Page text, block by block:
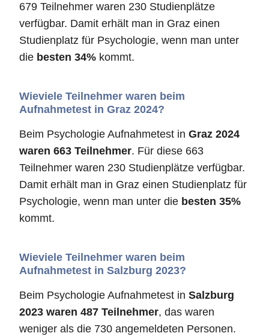
679 Teilnehmer waren 230 Studienplätze
verfügbar. Damit erhält man in Graz einen
Studienplatz für Psychologie, wenn man unter
die besten 34% kommt.
Wieviele Teilnehmer waren beim
Aufnahmetest in Graz 2024?
Beim Psychologie Aufnahmetest in Graz 2024
waren 663 Teilnehmer. Für diese 663
Teilnehmer waren 230 Studienplätze verfügbar.
Damit erhält man in Graz einen Studienplatz für
Psychologie, wenn man unter die besten 35%
kommt.
Wieviele Teilnehmer waren beim
Aufnahmetest in Salzburg 2023?
Beim Psychologie Aufnahmetest in Salzburg
2023 waren 487 Teilnehmer, das waren
weniger als die 730 angemeldeten Personen.